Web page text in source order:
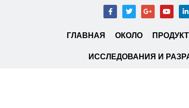
ГЛАВНАЯ ОКОЛО
ИССЛЕДОВАНИЯ И